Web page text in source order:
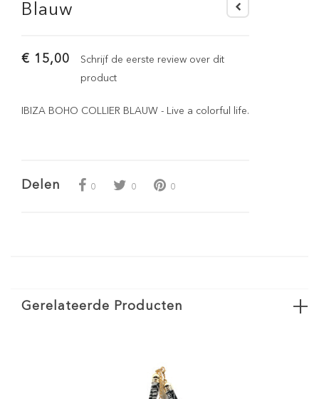
Blauw
€ 15,00
Schrijf de eerste review over dit
product
IBIZA BOHO COLLIER BLAUW - Live a colorful life.
Delen 0 0 0
Gerelateerde Producten